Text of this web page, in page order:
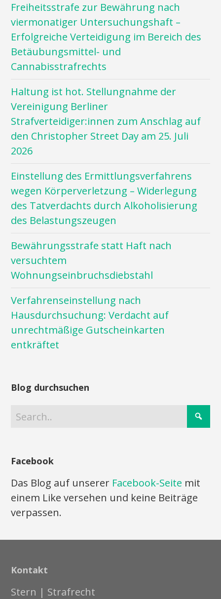
Freiheitsstrafe zur Bewährung nach
viermonatiger Untersuchungshaft –
Erfolgreiche Verteidigung im Bereich des
Betäubungsmittel- und
Cannabisstrafrechts
Haltung ist hot. Stellungnahme der
Vereinigung Berliner
Strafverteidiger:innen zum Anschlag auf
den Christopher Street Day am 25. Juli
2026
Einstellung des Ermittlungsverfahrens
wegen Körperverletzung – Widerlegung
des Tatverdachts durch Alkoholisierung
des Belastungszeugen
Bewährungsstrafe statt Haft nach
versuchtem
Wohnungseinbruchsdiebstahl
Verfahrenseinstellung nach
Hausdurchsuchung: Verdacht auf
unrechtmäßige Gutscheinkarten
entkräftet
Blog durchsuchen
Facebook
Das Blog auf unserer Facebook-Seite mit
einem Like versehen und keine Beiträge
verpassen.
Kontakt
Stern | Strafrecht